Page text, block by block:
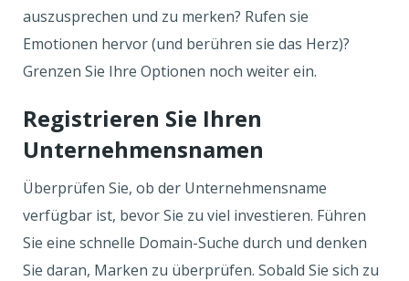
auszusprechen und zu merken? Rufen sie
Emotionen hervor (und berühren sie das Herz)?
Grenzen Sie Ihre Optionen noch weiter ein.
Registrieren Sie Ihren
Unternehmensnamen
Überprüfen Sie, ob der Unternehmensname
verfügbar ist, bevor Sie zu viel investieren. Führen
Sie eine schnelle Domain-Suche durch und denken
Sie daran, Marken zu überprüfen. Sobald Sie sich zu